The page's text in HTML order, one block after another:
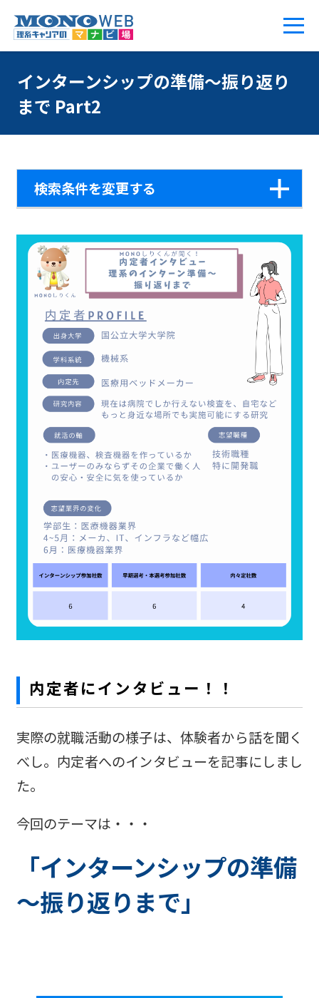
インターンシップの準備～振り返り
まで Part2
検索条件を変更する
内定者にインタビュー！！
実際の就職活動の様子は、体験者から話を聞く
べし。内定者へのインタビューを記事にしまし
た。
今回のテーマは・・・
「インターンシップの準備
～振り返りまで」